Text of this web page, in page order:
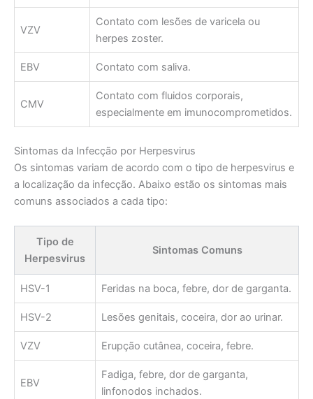
VZV
Contato com lesões de varicela ou
herpes zoster.
EBV Contato com saliva.
CMV
Contato com fluidos corporais,
especialmente em imunocomprometidos.
Sintomas da Infecção por Herpesvirus
Os sintomas variam de acordo com o tipo de herpesvirus e
a localização da infecção. Abaixo estão os sintomas mais
comuns associados a cada tipo:
Tipo de
Herpesvirus
Sintomas Comuns
HSV-1 Feridas na boca, febre, dor de garganta.
HSV-2 Lesões genitais, coceira, dor ao urinar.
VZV Erupção cutânea, coceira, febre.
EBV
Fadiga, febre, dor de garganta,
linfonodos inchados.